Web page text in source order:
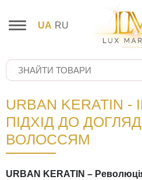
UA RU
URBAN KERATIN
ПІДХІД ДО
ВОЛОССЯМ
URBAN KERATIN –